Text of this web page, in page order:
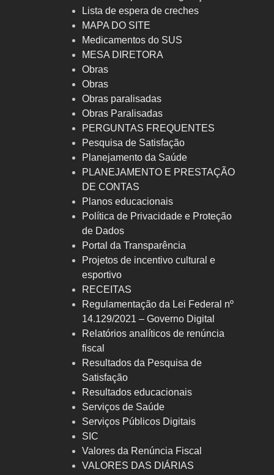
Lista de espera de creches
MAPA DO SITE
Medicamentos do SUS
MESA DIRETORA
Obras
Obras
Obras paralisadas
Obras Paralisadas
PERGUNTAS FREQUENTES
Pesquisa de Satisfação
Planejamento da Saúde
PLANEJAMENTO E PRESTAÇÃO
DE CONTAS
Planos educacionais
Política de Privacidade e Proteção
de Dados
Portal da Transparência
Projetos de incentivo cultural e
esportivo
RECEITAS
Regulamentação da Lei Federal nº
14.129/2021 – Governo Digital
Relatórios analíticos de renúncia
fiscal
Resultados da Pesquisa de
Satisfação
Resultados educacionais
Serviços de Saúde
Serviços Públicos Digitais
SIC
Valores da Renúncia Fiscal
VALORES DAS DIÁRIAS